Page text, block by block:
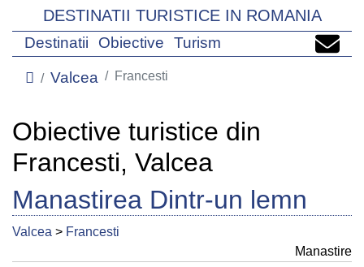
DESTINATII TURISTICE IN ROMANIA
Destinatii Obiective Turism
Valcea Francesti
Obiective turistice din
Francesti, Valcea
Manastirea Dintr-un lemn
Valcea > Francesti
Manastire